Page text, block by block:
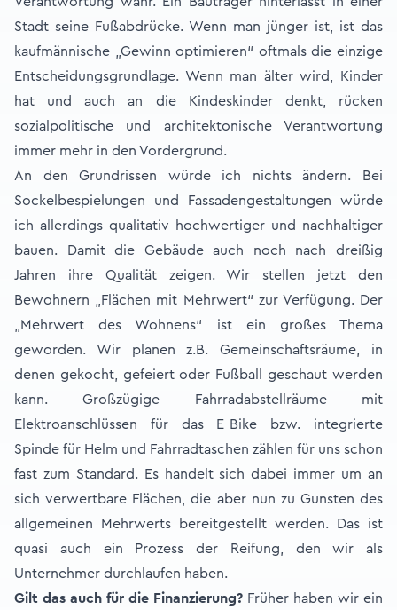
Stadt seine Fußabdrücke. Wenn man jünger ist, ist das
kaufmännische „Gewinn optimieren“ oftmals die einzige
Entscheidungsgrundlage. Wenn man älter wird, Kinder
hat und auch an die Kindeskinder denkt, rücken
sozialpolitische und architektonische Verantwortung
immer mehr in den Vordergrund.
An den Grundrissen würde ich nichts ändern. Bei
Sockelbespielungen und Fassadengestaltungen würde
ich allerdings qualitativ hochwertiger und nachhaltiger
bauen. Damit die Gebäude auch noch nach dreißig
Jahren ihre Qualität zeigen. Wir stellen jetzt den
Bewohnern „Flächen mit Mehrwert“ zur Verfügung. Der
„Mehrwert des Wohnens“ ist ein großes Thema
geworden. Wir planen z.B. Gemeinschaftsräume, in
denen gekocht, gefeiert oder Fußball geschaut werden
kann. Großzügige Fahrradabstellräume mit
Elektroanschlüssen für das E-Bike bzw. integrierte
Spinde für Helm und Fahrradtaschen zählen für uns schon
fast zum Standard. Es handelt sich dabei immer um an
sich verwertbare Flächen, die aber nun zu Gunsten des
allgemeinen Mehrwerts bereitgestellt werden. Das ist
quasi auch ein Prozess der Reifung, den wir als
Unternehmer durchlaufen haben.
Gilt das auch für die Finanzierung? Früher haben wir ein